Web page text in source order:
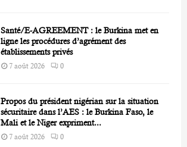
Santé/E-AGREEMENT : le Burkina met en
ligne les procédures d’agrément des
établissements privés
7 août 2026 0
Propos du président nigérian sur la situation
sécuritaire dans l’AES : le Burkina Faso, le
Mali et le Niger expriment...
7 août 2026 0